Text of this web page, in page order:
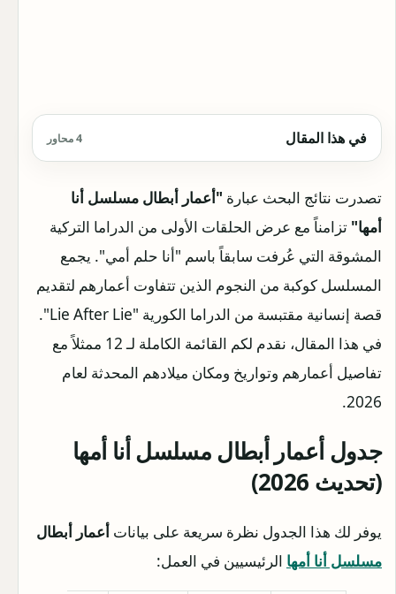
في هذا المقال 4 محاور
تصدرت نتائج البحث عبارة "أعمار أبطال مسلسل أنا
أمها" تزامناً مع عرض الحلقات الأولى من الدراما التركية
المشوقة التي عُرفت سابقاً باسم "أنا حلم أمي". يجمع
المسلسل كوكبة من النجوم الذين تتفاوت أعمارهم لتقديم
قصة إنسانية مقتبسة من الدراما الكورية "Lie After Lie".
في هذا المقال، نقدم لكم القائمة الكاملة لـ 12 ممثلاً مع
تفاصيل أعمارهم وتواريخ ومكان ميلادهم المحدثة لعام
2026.
جدول أعمار أبطال مسلسل أنا أمها
(تحديث 2026)
يوفر لك هذا الجدول نظرة سريعة على بيانات أعمار أبطال
مسلسل أنا أمها الرئيسيين في العمل: